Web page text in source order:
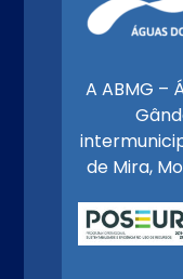
A ABMG –
de Mira,